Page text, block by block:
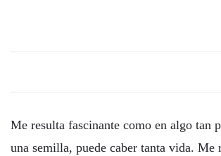
Me resulta fascinante como en algo tan
una semilla, puede caber tanta vida. Me